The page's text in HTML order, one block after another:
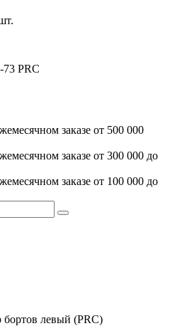
73 PRC
заказе от 500 000
заказе от 300 000 до
заказе от 100 000 до
бортов левый (PRC)